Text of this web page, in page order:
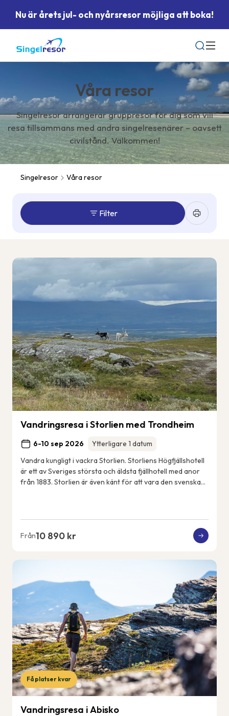
Nu är årets jul- och nyårsresor möjliga att boka!
Sök
Våra resor
Singelresor arrangerar gruppresor för dig som vill
resa tillsammans med andra singelresenärer – oavsett
civilstånd. Välkommen!
Singelresor Våra resor
Filter
Vandringsresa i Storlien med Trondheim
6-10 sep 2026
Ytterligare 1 datum
Vandra kungligt i vackra Storlien. Storliens Högfjällshotell
är ett av Sveriges största och äldsta fjällhotell med anor
från 1883. Storlien är även känt för att vara den svenska
Från10 890 kr
Få platser kvar
Vandringsresa i Abisko